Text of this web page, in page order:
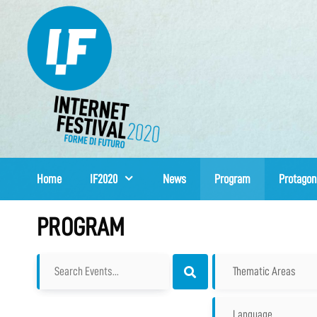
content
Home IF2020 News Program
PROGRAM